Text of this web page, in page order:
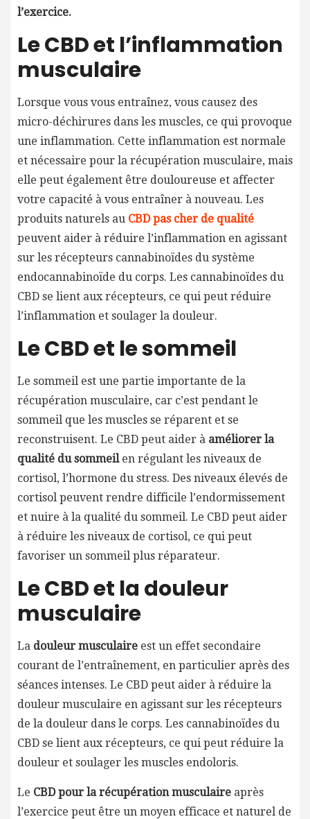
l’exercice.
Le CBD et l’inflammation
musculaire
Lorsque vous vous entraînez, vous causez des
micro-déchirures dans les muscles, ce qui provoque
une inflammation. Cette inflammation est normale
et nécessaire pour la récupération musculaire, mais
elle peut également être douloureuse et affecter
votre capacité à vous entraîner à nouveau. Les
produits naturels au CBD pas cher de qualité
peuvent aider à réduire l’inflammation en agissant
sur les récepteurs cannabinoïdes du système
endocannabinoïde du corps. Les cannabinoïdes du
CBD se lient aux récepteurs, ce qui peut réduire
l’inflammation et soulager la douleur.
Le CBD et le sommeil
Le sommeil est une partie importante de la
récupération musculaire, car c’est pendant le
sommeil que les muscles se réparent et se
reconstruisent. Le CBD peut aider à améliorer la
qualité du sommeilen régulant les niveaux de
cortisol, l’hormone du stress. Des niveaux élevés de
cortisol peuvent rendre difficile l’endormissement
et nuire à la qualité du sommeil. Le CBD peut aider
à réduire les niveaux de cortisol, ce qui peut
favoriser un sommeil plus réparateur.
Le CBD et la douleur
musculaire
La douleur musculaire est un effet secondaire
courant de l’entraînement, en particulier après des
séances intenses. Le CBD peut aider à réduire la
douleur musculaire en agissant sur les récepteurs
de la douleur dans le corps. Les cannabinoïdes du
CBD se lient aux récepteurs, ce qui peut réduire la
douleur et soulager les muscles endoloris.
Le CBD pour la récupération musculaire après
l’exercice peut être un moyen efficace et naturel de